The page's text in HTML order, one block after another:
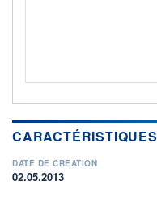
CARACTÉRISTIQUES
DATE DE CRÉATION
02.05.2013